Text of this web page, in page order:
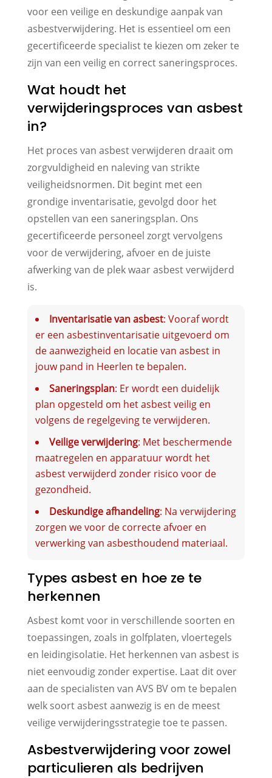
voor een veilige en deskundige aanpak van
asbestverwijdering. Het is essentieel om een
gecertificeerde specialist te kiezen om zeker te
zijn van een veilig en correct saneringsproces.
Wat houdt het
verwijderingsproces van asbest
in?
Het proces van asbest verwijderen draait om
zorgvuldigheid en naleving van strikte
veiligheidsnormen. Dit begint met een
grondige inventarisatie, gevolgd door het
opstellen van een saneringsplan. Ons
gecertificeerde personeel zorgt vervolgens
voor de verwijdering, afvoer en de juiste
afwerking van de plek waar asbest verwijderd
is.
Inventarisatie van asbest: Vooraf wordt
er een asbestinventarisatie uitgevoerd om
de aanwezigheid en locatie van asbest in
jouw pand in Heerlen te bepalen.
Saneringsplan: Er wordt een duidelijk
plan opgesteld om het asbest veilig en
volgens de regelgeving te verwijderen.
Veilige verwijdering: Met beschermende
maatregelen en apparatuur wordt het
asbest verwijderd zonder risico voor de
gezondheid.
Deskundige afhandeling: Na verwijdering
zorgen we voor de correcte afvoer en
verwerking van asbesthoudend materiaal.
Types asbest en hoe ze te
herkennen
Asbest komt voor in verschillende soorten en
toepassingen, zoals in golfplaten, vloertegels
en leidingisolatie. Het herkennen van asbest is
niet eenvoudig zonder expertise. Laat dit over
aan de specialisten van AVS BV om te bepalen
welk soort asbest aanwezig is en de meest
veilige verwijderingsstrategie toe te passen.
Asbestverwijdering voor zowel
particulieren als bedrijven